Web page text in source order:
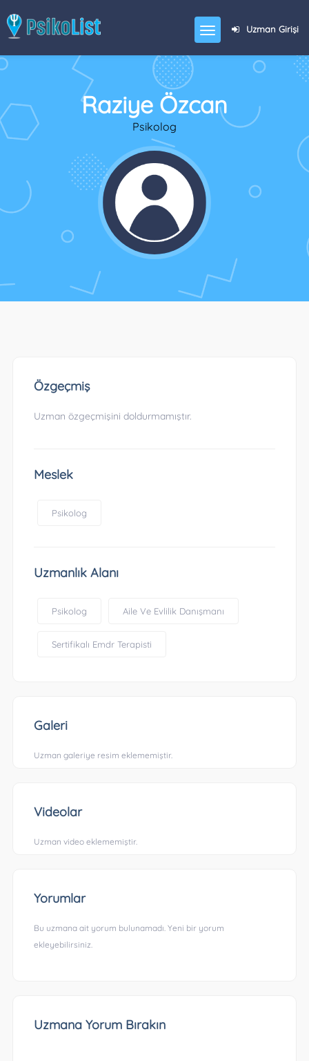
Uzman Girişi
Raziye Özcan
Psikolog
Özgeçmiş
Uzman özgeçmişini doldurmamıştır.
Meslek
Psikolog
Uzmanlık Alanı
Psikolog Aile Ve Evlilik Danışmanı
Sertifikalı Emdr Terapisti
Galeri
Uzman galeriye resim eklememiştir.
Videolar
Uzman video eklememiştir.
Yorumlar
Bu uzmana ait yorum bulunamadı. Yeni bir yorum
ekleyebilirsiniz.
Uzmana Yorum Bırakın